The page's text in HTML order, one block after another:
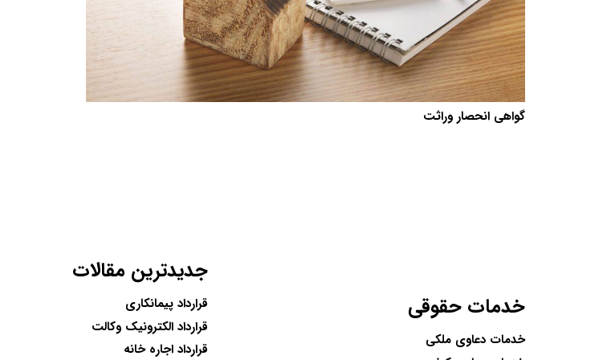
گواهی انحصار وراثت
خدمات حقوقی
خدمات دعاوی ملکی
جدیدترین مقالات
قرارداد پیمانکاری
قرارداد الکترونیک وکالت
قرارداد اجاره خانه